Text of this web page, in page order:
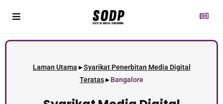
Laman Utama ▸Syarikat Penerbitan Media Digital
Teratas▸Bangalore